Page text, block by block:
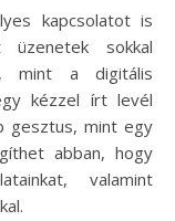
kapcsolatot is
sokkal
mint a digitális
kézzel írt levél
gesztus, mint egy
abban, hogy
valamint